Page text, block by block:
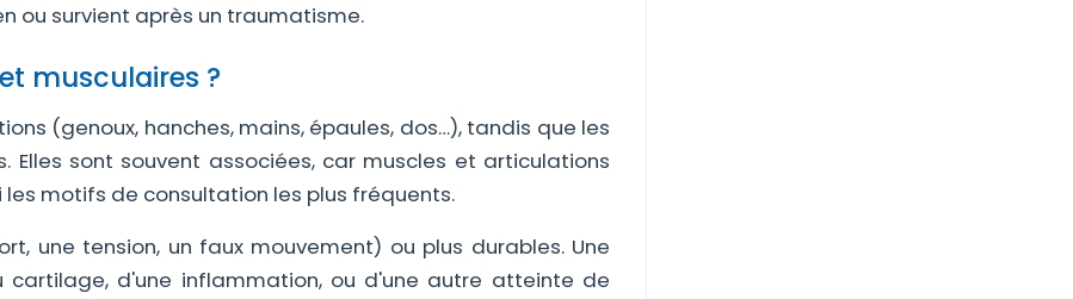
ou survient après un traumatisme.
musculaires ?
(genoux, hanches, mains, épaules, dos…), tandis que les
Elles sont souvent associées, car muscles et articulations
motifs de consultation les plus fréquents.
une tension, un faux mouvement) ou plus durables. Une
cartilage, d'une inflammation, ou d'une autre atteinte de